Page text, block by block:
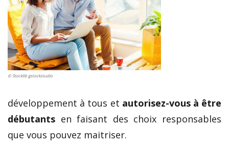
© Stocklib gstockstudio
développement à tous et autorisez-vous à être
débutants en faisant des choix responsables
que vous pouvez maitriser.